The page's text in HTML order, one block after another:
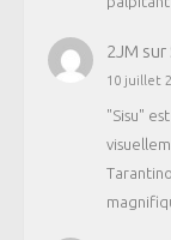
2JM sur
10 juillet
"Sisu"